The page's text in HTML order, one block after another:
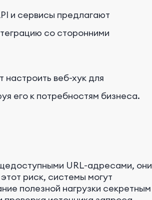
и сервисы предлагают
со сторонними
веб-хук для
его к потребностям бизнеса.
URL-адресами, они
риск, системы могут
полезной нагрузки секретным